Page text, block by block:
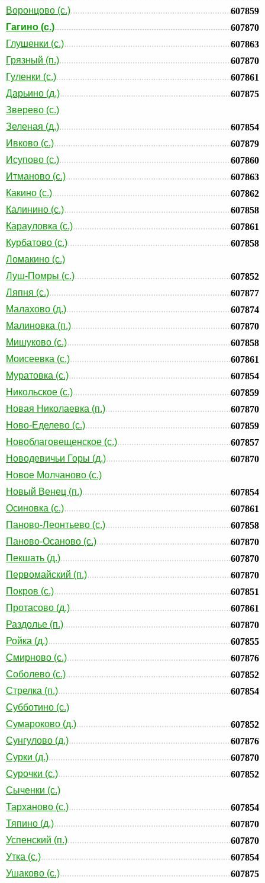
Воронцово (с.)
607859
Гагино (с.)
607870
Глушенки (с.)
607863
Грязный (п.)
607870
Гуленки (с.)
607861
Дарьино (д.)
607875
Зверево (с.)
Зеленая (д.)
607854
Ивково (с.)
607879
Исупово (с.)
607860
Итманово (с.)
607863
Какино (с.)
607862
Калинино (с.)
607858
Карауловка (с.)
607861
Курбатово (с.)
607858
Ломакино (с.)
Луш-Помры (с.)
607852
Ляпня (с.)
607877
Малахово (д.)
607874
Малиновка (п.)
607870
Мишуково (с.)
607858
Моисеевка (с.)
607861
Муратовка (с.)
607854
Никольское (с.)
607859
Новая Николаевка (п.)
607870
Ново-Еделево (с.)
607859
Новоблаговещенское (с.)
607857
Новодевичьи Горы (д.)
607870
Новое Молчаново (с.)
Новый Венец (п.)
607854
Осиновка (с.)
607861
Паново-Леонтьево (с.)
607858
Паново-Осаново (с.)
607870
Пекшать (д.)
607870
Первомайский (п.)
607870
Покров (с.)
607851
Протасово (д.)
607861
Раздолье (п.)
607870
Ройка (д.)
607855
Смирново (с.)
607876
Соболево (с.)
607852
Стрелка (п.)
607854
Субботино (с.)
Сумароково (д.)
607852
Сунгулово (д.)
607876
Сурки (д.)
607870
Сурочки (с.)
607852
Сыченки (с.)
Тарханово (с.)
607854
Тяпино (д.)
607870
Успенский (п.)
607870
Утка (с.)
607854
Ушаково (с.)
607875